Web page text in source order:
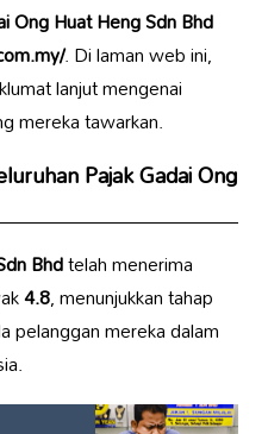
Ong Huat Heng Sdn Bhd
. Di laman web ini,
lanjut mengenai
mereka tawarkan.
Pajak Gadai Ong
Bhdtelah menerima
4.8, menunjukkan tahap
pelanggan mereka dalam